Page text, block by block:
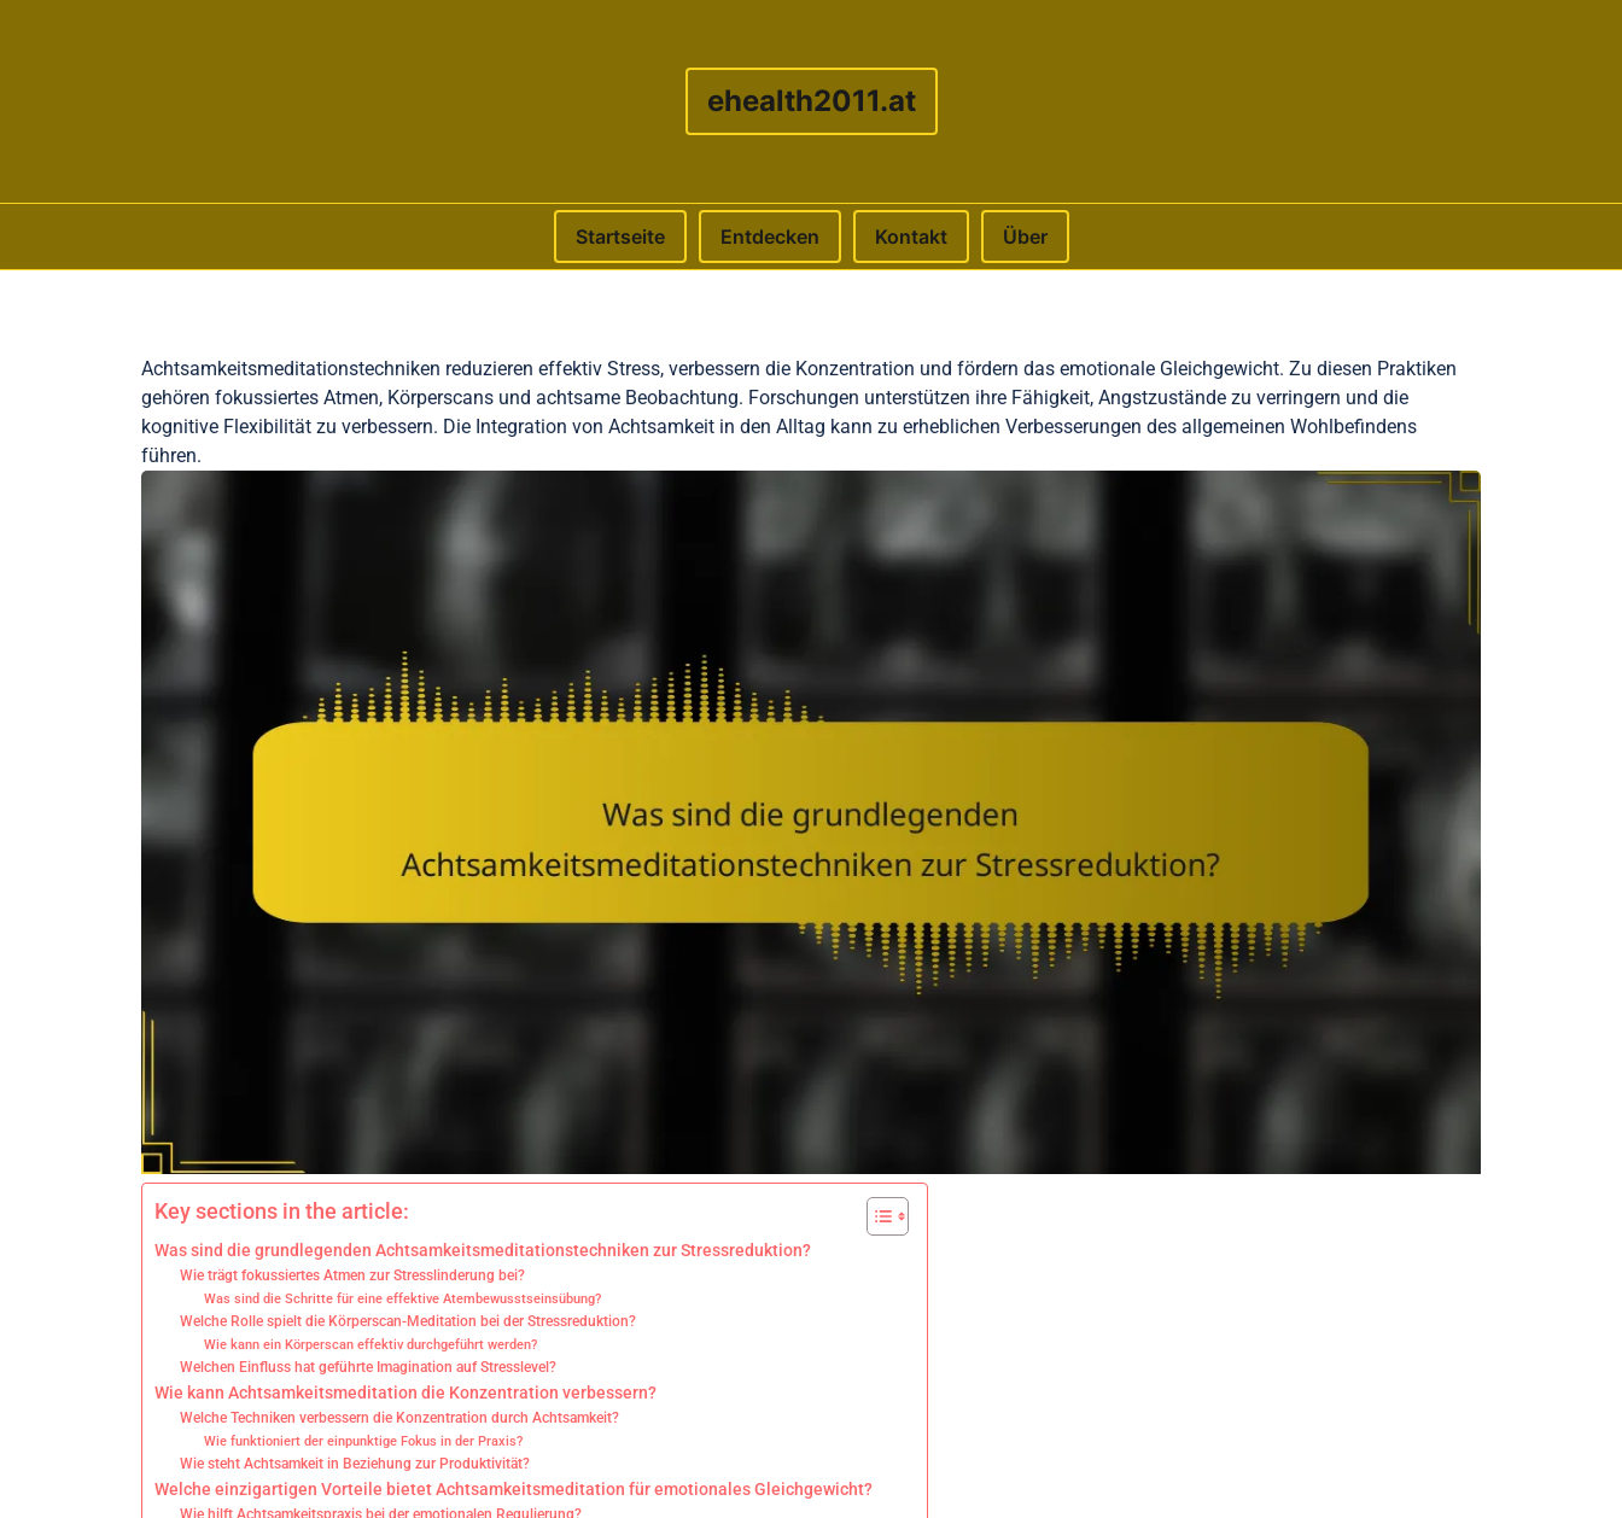
ehealth2011.at
Startseite Entdecken Kontakt
Über
Achtsamkeitsmeditationstechniken reduzieren effektiv Stress, verbessern die Konzentration und fördern das emotionale Gleichgewicht. Zu diesen Praktiken
gehören fokussiertes Atmen, Körperscans und achtsame Beobachtung. Forschungen unterstützen ihre Fähigkeit, Angstzustände zu verringern und die
kognitive Flexibilität zu verbessern. Die Integration von Achtsamkeit in den Alltag kann zu erheblichen Verbesserungen des allgemeinen Wohlbefindens
führen.
Key sections in the article:
Was sind die grundlegenden Achtsamkeitsmeditationstechniken zur Stressreduktion?
Wie trägt fokussiertes Atmen zur Stresslinderung bei?
Was sind die Schritte für eine effektive Atembewusstseinsübung?
Welche Rolle spielt die Körperscan-Meditation bei der Stressreduktion?
Wie kann ein Körperscan effektiv durchgeführt werden?
Welchen Einfluss hat geführte Imagination auf Stresslevel?
Wie kann Achtsamkeitsmeditation die Konzentration verbessern?
Welche Techniken verbessern die Konzentration durch Achtsamkeit?
Wie funktioniert der einpunktige Fokus in der Praxis?
Wie steht Achtsamkeit in Beziehung zur Produktivität?
Welche einzigartigen Vorteile bietet Achtsamkeitsmeditation für emotionales Gleichgewicht?
Wie hilft Achtsamkeitspraxis bei der emotionalen Regulierung?